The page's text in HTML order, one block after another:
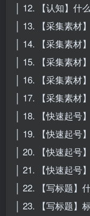
│ 12. 【认知】什
│ 13. 【采集素
│ 14. 【采集素
│ 15. 【采集素材
│ 16. 【采集素
│ 17. 【采集素
│ 18. 【快速起号
│ 19. 【快速起号
│ 20. 【快速起
│ 21. 【快速起
│ 22. 【写标题】
│ 23. 【写标题】